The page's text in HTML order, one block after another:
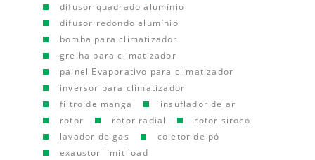
difusor quadrado alumínio
difusor redondo alumínio
bomba para climatizador
grelha para climatizador
painel Evaporativo para climatizador
inversor para climatizador
filtro de manga
insuflador de ar
rotor
rotor radial
rotor siroco
lavador de gas
coletor de pó
exaustor limit load